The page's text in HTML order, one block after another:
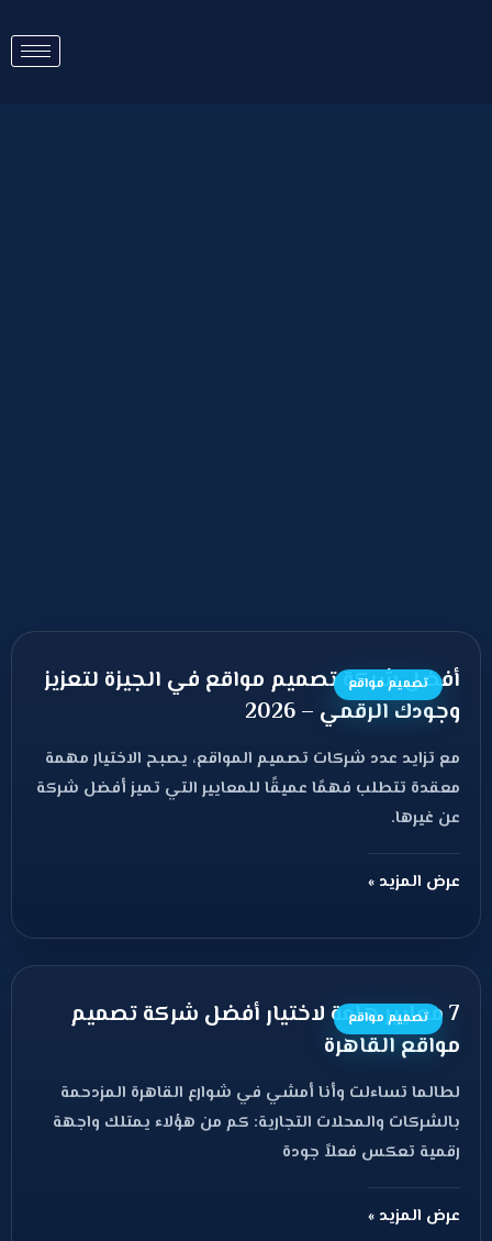
تصميم مواقع
أفضل شركة تصميم مواقع في الجيزة لتعزيز
وجودك الرقمي – 2026
مع تزايد عدد شركات تصميم المواقع، يصبح الاختيار مهمة
معقدة تتطلب فهمًا عميقًا للمعايير التي تميز أفضل شركة
عن غيرها.
عرض المزيد »
تصميم مواقع
7 معايير هامة لاختيار أفضل شركة تصميم
مواقع القاهرة
لطالما تساءلت وأنا أمشي في شوارع القاهرة المزدحمة
بالشركات والمحلات التجارية: كم من هؤلاء يمتلك واجهة
رقمية تعكس فعلاً جودة
عرض المزيد »